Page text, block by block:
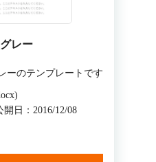
レー
ーのテンプレートです
開日：2016/12/08